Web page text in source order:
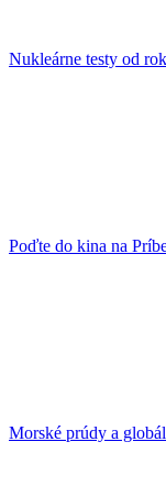
Nukleárne testy od
Poďte do kina na
Morské prúdy a